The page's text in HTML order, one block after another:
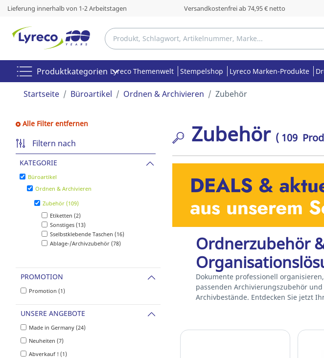
Lieferung innerhalb von 1-2 Arbeitstagen Versandkostenfrei ab 74,95 € netto
Produktkategorien Lyreco Themenwelt Stempelshop Lyreco Marken-Produkte
Startseite Büroartikel Ordnen & Archivieren Zubehör
Alle Filter entfernen
Filtern nach
KATEGORIE
Büroartikel
Ordnen & Archivieren
Zubehör (109)
Etiketten (2)
Sonstiges (13)
Sselbstklebende Taschen (16)
Ablage-/Archivzubehör (78)
PROMOTION
Promotion (1)
UNSERE ANGEBOTE
Made in Germany (24)
Neuheiten (7)
Abverkauf ! (1)
Zubehör ( 109
Ordnerzubehör
Dokumente professionell
passenden Archivierungszubehör
Archivbestände. Entdecken Sie jetzt